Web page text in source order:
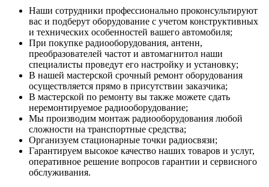
Наши сотрудники профессионально проконсультируют
вас и подберут оборудование с учетом конструктивных
и технических особенностей вашего автомобиля;
При покупке радиооборудования, антенн,
преобразователей частот и автомагнитол наши
специалисты проведут его настройку и установку;
В нашей мастерской срочный ремонт оборудования
осуществляется прямо в присутствии заказчика;
В мастерской по ремонту вы также можете сдать
неремонтируемое радиооборудование;
Мы производим монтаж радиооборудования любой
сложности на транспортные средства;
Организуем стационарные точки радиосвязи;
Гарантируем высокое качество наших товаров и услуг,
оперативное решение вопросов гарантии и сервисного
обслуживания.